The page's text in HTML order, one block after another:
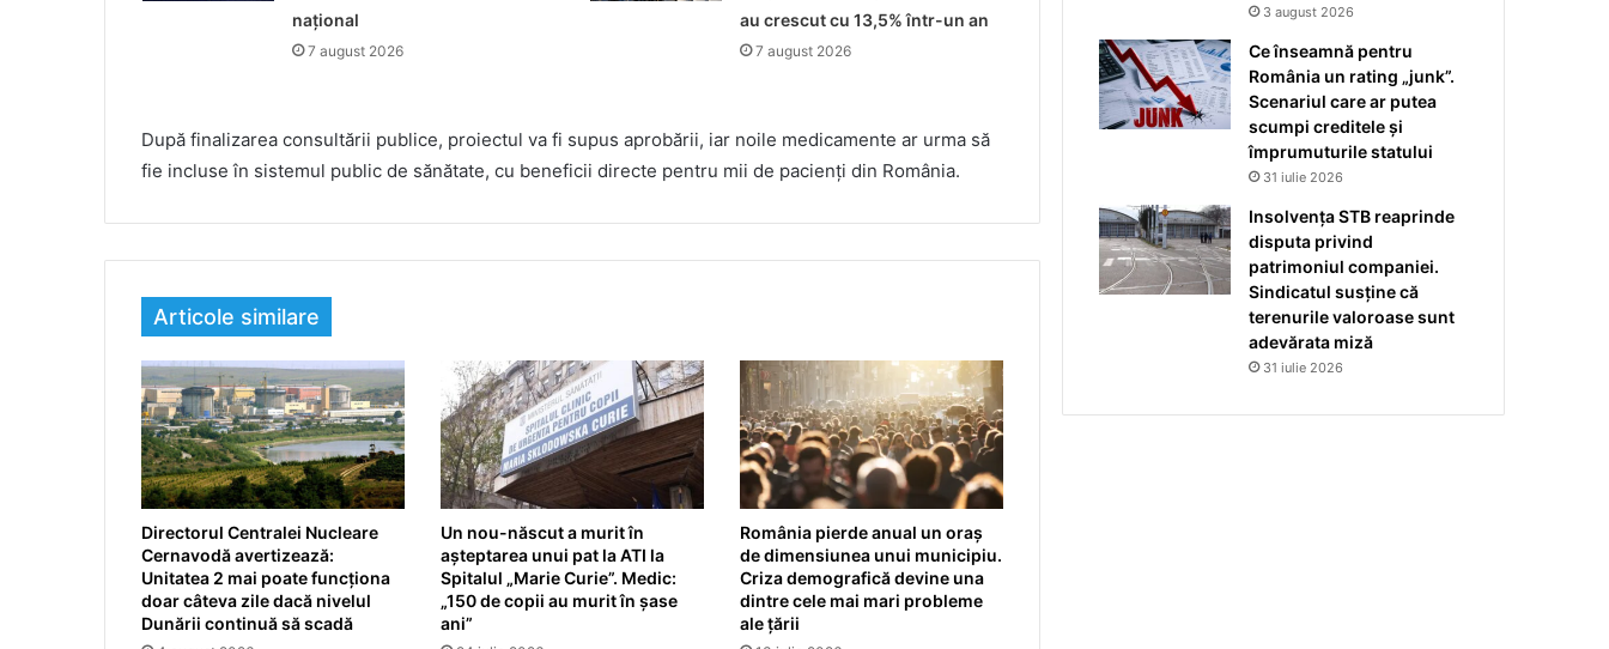
național
7 august 2026
au crescut cu 13,5% într-un an
7 august 2026
După finalizarea consultării publice, proiectul va fi supus aprobării, iar noile medicamente ar urma să
fie incluse în sistemul public de sănătate, cu beneficii directe pentru mii de pacienți din România.
Articole similare
Directorul Centralei Nucleare
Cernavodă avertizează:
Unitatea 2 mai poate funcționa
doar câteva zile dacă nivelul
Dunării continuă să scadă
Un nou-născut a murit în
așteptarea unui pat la ATI la
Spitalul „Marie Curie”. Medic:
„150 de copii au murit în șase
ani”
România pierde anual un oraș
de dimensiunea unui municipiu.
Criza demografică devine una
dintre cele mai mari probleme
ale țării
3 august 2026
Ce înseamnă pentru
România un rating „junk”.
Scenariul care ar putea
scumpi creditele și
împrumuturile statului
31 iulie 2026
Insolvența STB reaprinde
disputa privind
patrimoniul companiei.
Sindicatul susține că
terenurile valoroase sunt
adevărata miză
31 iulie 2026